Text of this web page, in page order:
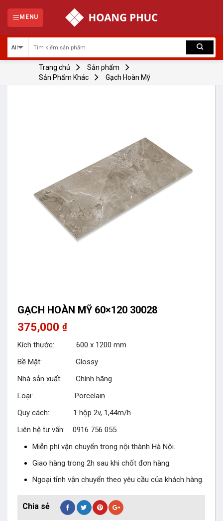
content
MENU
Trang chủ
Sản phẩm
Sản Phẩm Khác
Gạch Hoàn Mỹ
GẠCH HOÀN MỸ 60×120 30028
375,000 ₫
Kích thước: 600 x 1200 mm
Bề Mặt: Glossy
Nhà sản xuất: Chính hãng
Loại: Porcelain
Quy cách: 1 hộp 2v, 1,44m/h
Liên hệ tư vấn: 0916 756 055
Miễn phí vận chuyển trong nội thành Hà Nội.
Giao hàng trong 2h sau khi chốt đơn hàng.
Ngoại tỉnh vận chuyển theo yêu cầu của khách hàng.